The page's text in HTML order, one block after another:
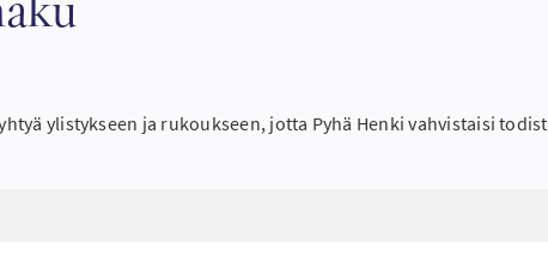
ylistykseen ja rukoukseen, jotta Pyhä Henki vahvistaisi